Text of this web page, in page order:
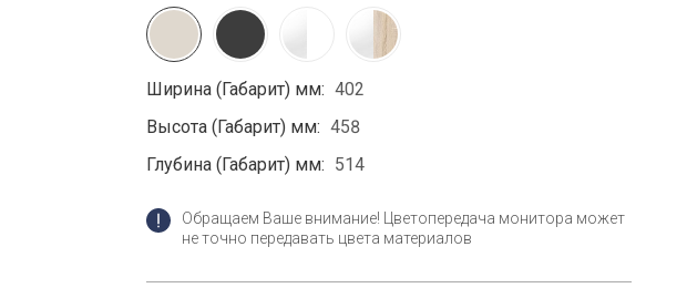
Ширина (Габарит) мм: 402
Высота (Габарит) мм: 458
Глубина (Габарит) мм: 514
Обращаем Ваше внимание! Цветопередача монитора может
не точно передавать цвета материалов